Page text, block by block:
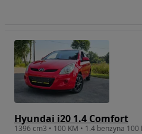
Hyundai i20 1.4 Comfort